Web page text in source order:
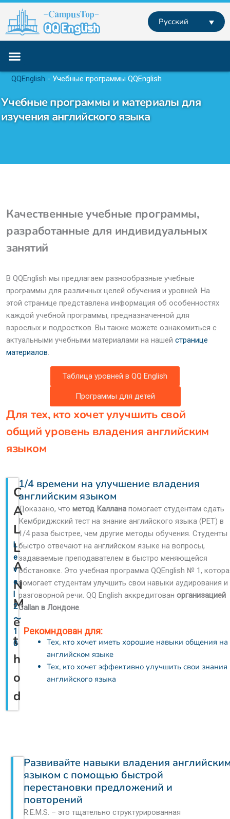
Перейти
содержимому
Русский
QQEnglish - Учебные программы QQEnglish
Учебные программы и материалы для
изучения английского языка
Качественные учебные программы,
разработанные для индивидуальных
занятий
В QQEnglish мы предлагаем разнообразные учебные
программы для различных целей обучения и уровней. На
этой странице представлена информация об особенностях
каждой учебной программы, предназначенной для
взрослых и подростков. Вы также можете ознакомиться с
актуальными учебными материалами на нашей странице
материалов.
Таблица уровней в QQ English
Программы для детей
Для тех, кто хочет улучшить свой
общий уровень владения английским
языком
C
A
L
L
A
N
M
e
t
h
o
d
L
e
v
e
2
〜
1
0
1/4 времени на улучшение владения
английским языком
Доказано, что метод Каллана помогает студентам сдать
Кембриджский тест на знание английского языка (PET) в
1/4 раза быстрее, чем другие методы обучения. Студенты
быстро отвечают на английском языке на вопросы,
задаваемые преподавателем в быстро меняющейся
обстановке. Это учебная программа QQEnglish № 1,
помогает студентам улучшить свои навыки аудирования и
разговорной речи. QQ English аккредитован организацией
Callan в Лондоне.
Рекомндован для:
Тех, кто хочет иметь хорошие навыки общения на
английском языке
Тех, кто хочет эффективно улучшить свои знания
английского языка
Развивайте навыки владения
языком с помощью быстрой
перестановки предложений и
повторений
R.E.M.S. – это тщательно структурированная